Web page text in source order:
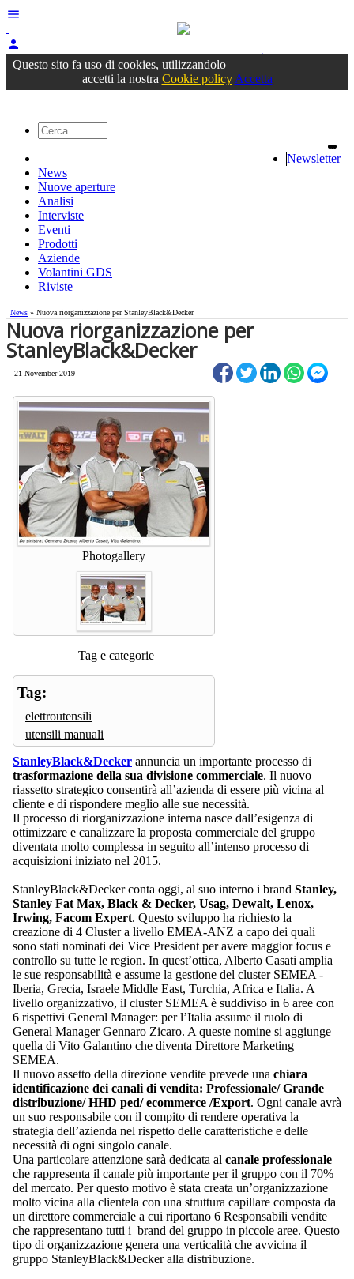
menu
person
Accedioppure registrati
Questo sito fa uso di cookies, utilizzandolo
accetti la nostra Cookie policy Accetta
Newsletter
News
Nuove aperture
Analisi
Interviste
Eventi
Prodotti
Aziende
Volantini GDS
Riviste
News » Nuova riorganizzazione per StanleyBlack&Decker
Nuova riorganizzazione per
StanleyBlack&Decker
21 November 2019
Photogallery
Tag e categorie
Tag:
elettroutensili
utensili manuali
StanleyBlack&Decker annuncia un importante processo di
trasformazione della sua divisione commerciale. Il nuovo
riassetto strategico consentirà all’azienda di essere più vicina al
cliente e di rispondere meglio alle sue necessità.
Il processo di riorganizzazione interna nasce dall’esigenza di
ottimizzare e canalizzare la proposta commerciale del gruppo
diventata molto complessa in seguito all’intenso processo di
acquisizioni iniziato nel 2015.
StanleyBlack&Decker conta oggi, al suo interno i brand Stanley,
Stanley Fat Max, Black & Decker, Usag, Dewalt, Lenox,
Irwing, Facom Expert. Questo sviluppo ha richiesto la
creazione di 4 Cluster a livello EMEA-ANZ a capo dei quali
sono stati nominati dei Vice President per avere maggior focus e
controllo su tutte le region. In quest’ottica, Alberto Casati amplia
le sue responsabilità e assume la gestione del cluster SEMEA -
Iberia, Grecia, Israele Middle East, Turchia, Africa e Italia. A
livello organizzativo, il cluster SEMEA è suddiviso in 6 aree con
6 rispettivi General Manager: per l’Italia assume il ruolo di
General Manager Gennaro Zicaro. A queste nomine si aggiunge
quella di Vito Galantino che diventa Direttore Marketing
SEMEA.
Il nuovo assetto della direzione vendite prevede una chiara
identificazione dei canali di vendita: Professionale/ Grande
distribuzione/ HHD ped/ ecommerce /Export. Ogni canale avrà
un suo responsabile con il compito di rendere operativa la
strategia dell’azienda nel rispetto delle caratteristiche e delle
necessità di ogni singolo canale.
Una particolare attenzione sarà dedicata al canale professionale
che rappresenta il canale più importante per il gruppo con il 70%
del mercato. Per questo motivo è stata creata un’organizzazione
molto vicina alla clientela con una struttura capillare composta da
un direttore commerciale a cui riportano 6 Responsabili vendite
che rappresentano tutti i brand del gruppo in piccole aree. Questo
tipo di organizzazione genera una verticalità che avvicina il
gruppo StanleyBlack&Decker alla distribuzione.